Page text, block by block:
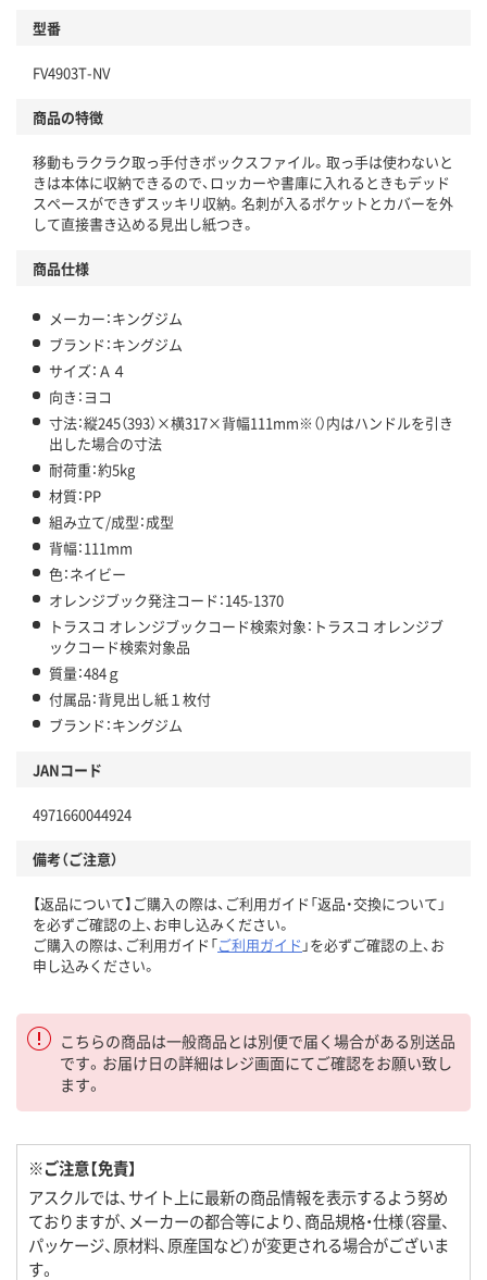
型番
FV4903T-NV
商品の特徴
移動もラクラク取っ手付きボックスファイル。取っ手は使わないと
きは本体に収納できるので、ロッカーや書庫に入れるときもデッド
スペースができずスッキリ収納。名刺が入るポケットとカバーを外
して直接書き込める見出し紙つき。
商品仕様
メーカー：キングジム
ブランド：キングジム
サイズ：Ａ４
向き：ヨコ
寸法：縦245（393）×横317×背幅111mm※（）内はハンドルを引き
出した場合の寸法
耐荷重：約5kg
材質：PP
組み立て/成型：成型
背幅：111mm
色：ネイビー
オレンジブック発注コード：145-1370
トラスコ オレンジブックコード検索対象：トラスコ オレンジブ
ックコード検索対象品
質量：484ｇ
付属品：背見出し紙１枚付
ブランド：キングジム
JANコード
4971660044924
備考（ご注意）
【返品について】ご購入の際は、ご利用ガイド「返品・交換について」
を必ずご確認の上、お申し込みください。
ご購入の際は、ご利用ガイド「ご利用ガイド 」を必ずご確認の上、お
申し込みください。
こちらの商品は一般商品とは別便で届く場合がある別送品
です。お届け日の詳細はレジ画面にてご確認をお願い致し
ます。
※ご注意【免責】
アスクルでは、サイト上に最新の商品情報を表示するよう努め
ておりますが、メーカーの都合等により、商品規格・仕様（容量、
パッケージ、原材料、原産国など）が変更される場合がございま
す。